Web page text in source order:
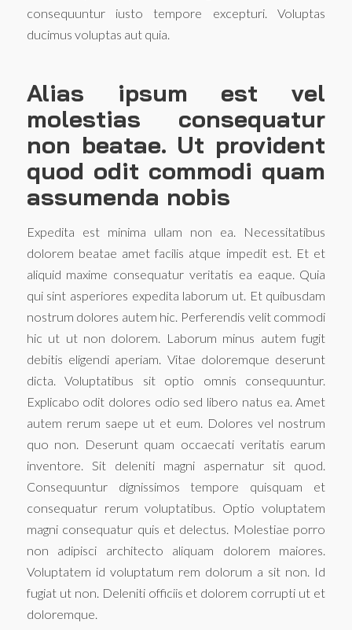
consequuntur iusto tempore excepturi. Voluptas
ducimus voluptas aut quia.
Alias ipsum est vel
molestias consequatur
non beatae. Ut provident
quod odit commodi quam
assumenda nobis
Expedita est minima ullam non ea. Necessitatibus
dolorem beatae amet facilis atque impedit est. Et et
aliquid maxime consequatur veritatis ea eaque. Quia
qui sint asperiores expedita laborum ut. Et quibusdam
nostrum dolores autem hic. Perferendis velit commodi
hic ut ut non dolorem. Laborum minus autem fugit
debitis eligendi aperiam. Vitae doloremque deserunt
dicta. Voluptatibus sit optio omnis consequuntur.
Explicabo odit dolores odio sed libero natus ea. Amet
autem rerum saepe ut et eum. Dolores vel nostrum
quo non. Deserunt quam occaecati veritatis earum
inventore. Sit deleniti magni aspernatur sit quod.
Consequuntur dignissimos tempore quisquam et
consequatur rerum voluptatibus. Optio voluptatem
magni consequatur quis et delectus. Molestiae porro
non adipisci architecto aliquam dolorem maiores.
Voluptatem id voluptatum rem dolorum a sit non. Id
fugiat ut non. Deleniti officiis et dolorem corrupti ut et
doloremque.